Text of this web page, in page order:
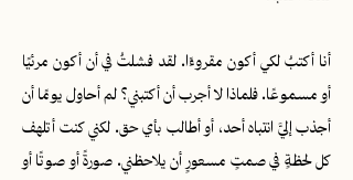
أنا أكتبُ لكي أكون مقروءًا. لقد فشلتُ في أن أكون مرئيًا
أو مسموعًا. فلماذا لا أجرب أن أكتبني؟ لم أحاول يومًا أن
أجذب إليَّ انتباه أحد، أو أطالب بأي حق. لكني كنت أتلهف
كل لحظةٍ في صمتٍ مسعورٍ أن يلاحظني. صورةً أو صوتًا أو